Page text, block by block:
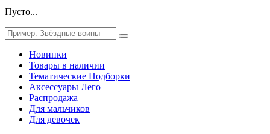
Пусто...
Новинки
Товары в наличии
Тематические Подборки
Аксессуары Лего
Распродажа
Для мальчиков
Для девочек